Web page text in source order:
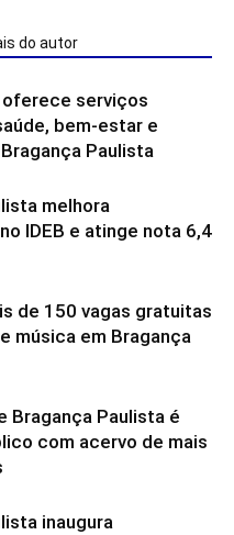
do autor
oferece serviços
bem-estar e
Paulista
melhora
IDEB e atinge nota 6,4
de 150 vagas gratuitas
música em Bragança
Bragança Paulista é
com acervo de mais
inaugura